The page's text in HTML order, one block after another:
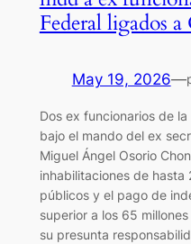
Federal ligados
May 19, 2026—
Dos ex funcionarios de
bajo el mando del ex
Miguel Ángel Osorio
inhabilitaciones de
públicos y el pago de
superior a los 65
su presunta